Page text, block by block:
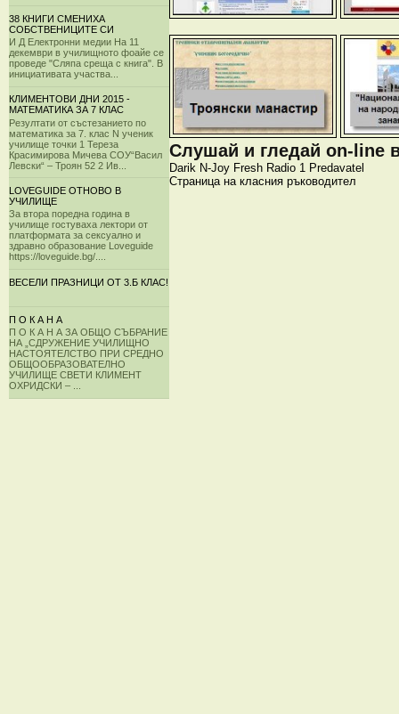
38 КНИГИ СМЕНИХА
СОБСТВЕНИЦИТЕ СИ
И Д Електронни медии На 11
декември в училищното фоайе се
проведе "Сляпа среща с книга". В
инициативата участва...
КЛИМЕНТОВИ ДНИ 2015 -
МАТЕМАТИКА ЗА 7 КЛАС
Резултати от състезанието по
математика за 7. клас N ученик
училище точки 1 Тереза
Красимирова Мичева СОУ“Васил
Левски“ – Троян 52 2 Ив...
LOVEGUIDE ОТНОВО В
УЧИЛИЩЕ
За втора поредна година в
училище гостуваха лектори от
платформата за сексуално и
здравно образование Loveguide
https://loveguide.bg/....
ВЕСЕЛИ ПРАЗНИЦИ ОТ 3.Б КЛАС!
П О К А Н А
П О К А Н А ЗА ОБЩО СЪБРАНИЕ
НА „СДРУЖЕНИЕ УЧИЛИЩНО
НАСТОЯТЕЛСТВО ПРИ СРЕДНО
ОБЩООБРАЗОВАТЕЛНО
УЧИЛИЩЕ СВЕТИ КЛИМЕНТ
ОХРИДСКИ – ...
Слушай и гледай on-line
Darik N-Joy Fresh Radio 1 Predavatel
Страница на класния ръководител